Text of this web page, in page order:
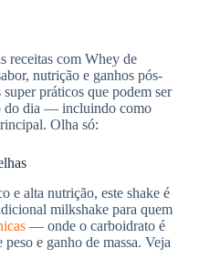
receitas com Whey de
nutrição e ganhos pós-
práticos que podem ser
do dia — incluindo como
Olha só:
e alta nutrição, este shake é
milkshake para quem
— onde o carboidrato é
e ganho de massa. Veja